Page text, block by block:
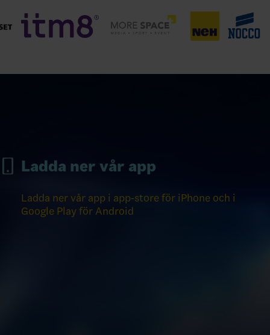
Ladda ner vår app
Ladda ner vår app i app-store för iPhone och i
Google Play för Android